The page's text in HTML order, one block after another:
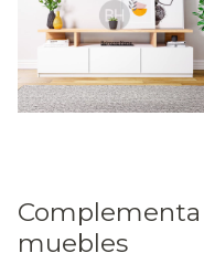
Complementa
muebles